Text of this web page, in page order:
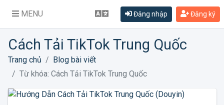
MENU Đăng nhập Đăng ký
Cách Tải TikTok Trung Quốc
Trang chủ
Blog bài viết
Từ khóa: Cách Tải TikTok Trung Quốc